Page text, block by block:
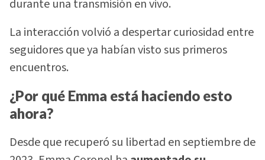
durante una transmisión en vivo.
La interacción volvió a despertar curiosidad entre
seguidores que ya habían visto sus primeros
encuentros.
¿Por qué Emma está haciendo esto
ahora?
Desde que recuperó su libertad en septiembre de